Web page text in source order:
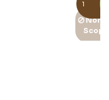
Non